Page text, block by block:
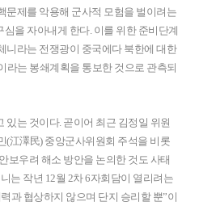
문제를 악용해 군사적 모험을 벌이려는
을 자아내게 한다. 이를 위한 준비단계
니라는 전쟁광이 중국에다 북한에 대한
라는 봉쇄계획을 통보한 것으로 관측되
있는 것이다. 곧이어 최근 김정일 위원
(江澤民) 중앙군사위원회 주석을 비롯
보우려 해소 방안을 논의한 것도 사태
는 작년 12월 2차 6자회담이 열리려는
과 협상하지 않으며 단지 승리할 뿐”이